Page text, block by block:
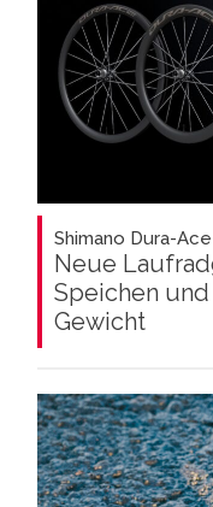
Shimano Dura-
Neue
Speichen
Gewicht